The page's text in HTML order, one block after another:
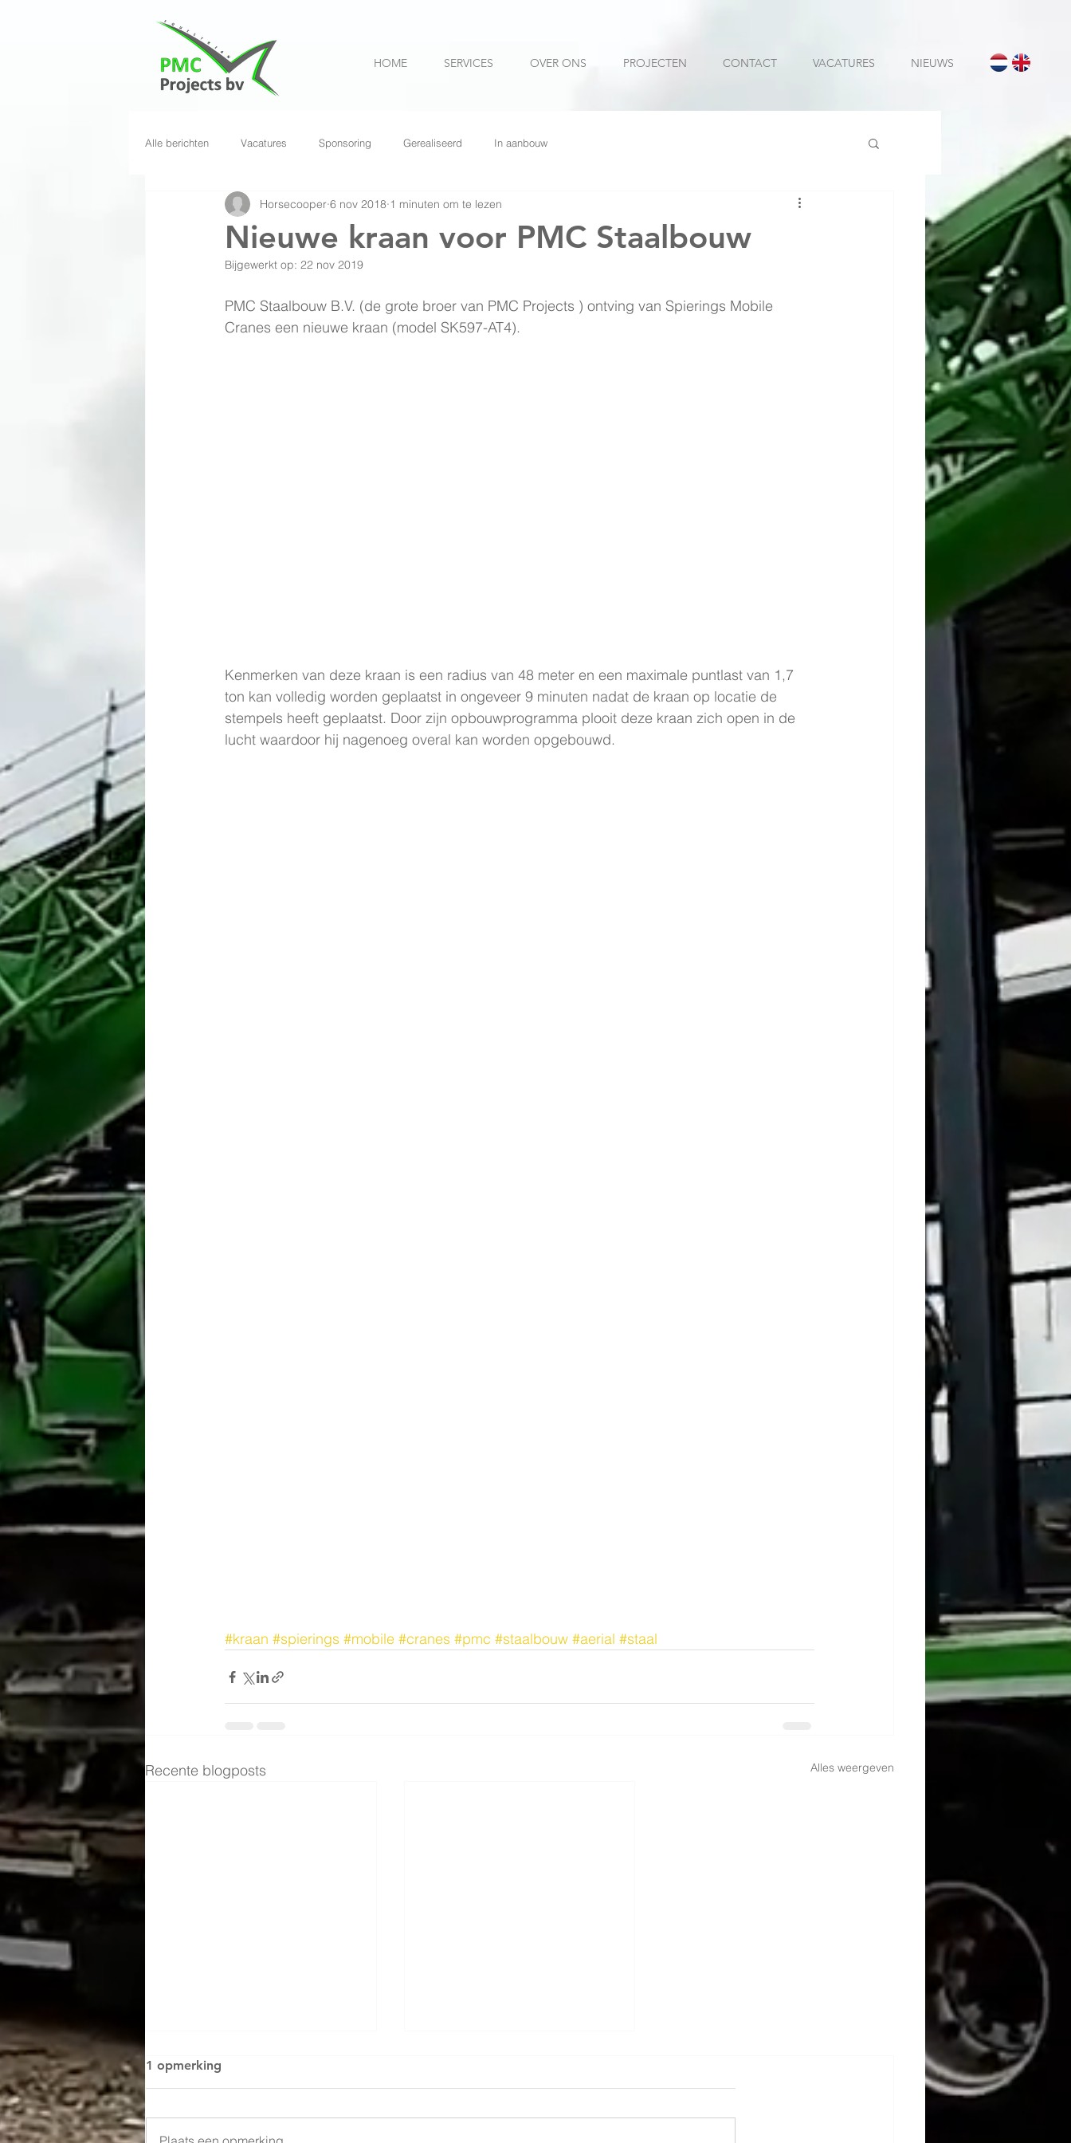
HOME SERVICES OVER ONS PROJECTEN CONTACT VACATURES NIEUWS
Alle berichten Vacatures Sponsoring Gerealiseerd In aanbouw
Nieuwe kraan voor PMC Staalbouw
Horsecooper 6 nov 2018 1 minuten om te lezen
Bijgewerkt op: 22 nov 2019
PMC Staalbouw B.V. (de grote broer van PMC Projects ) ontving van Spierings Mobile
Cranes een nieuwe kraan (model SK597-AT4).
Kenmerken van deze kraan is een radius van 48 meter en een maximale puntlast van 1,7
ton kan volledig worden geplaatst in ongeveer 9 minuten nadat de kraan op locatie de
stempels heeft geplaatst. Door zijn opbouwprogramma plooit deze kraan zich open in de
lucht waardoor hij nagenoeg overal kan worden opgebouwd.
#kraan #spierings #mobile #cranes #pmc #staalbouw #aerial #staal
Recente blogposts Alles weergeven
1 opmerking